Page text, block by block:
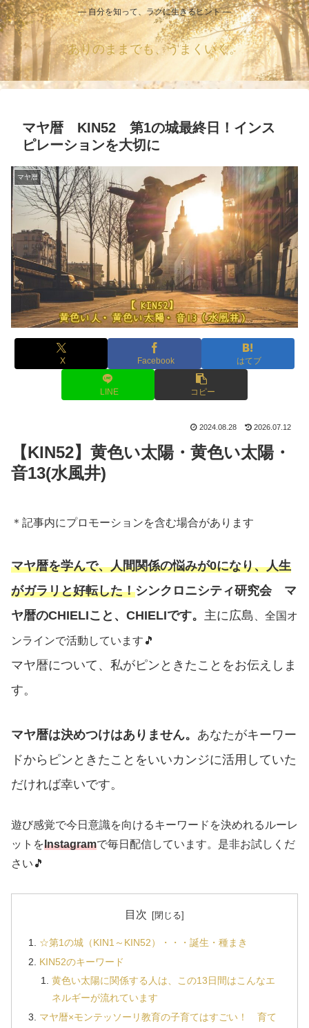
― 自分を知って、ラクに生きるヒント ―
ありのままでも、うまくいく。
マヤ暦 KIN52 第1の城最終日！インス
ピレーションを大切に
マヤ暦
X Facebook はてブ
LINE コピー
2024.08.28 2026.07.12
【KIN52】黄色い太陽・黄色い太陽・
音13(水風井)
＊記事内にプロモーションを含む場合があります
マヤ暦を学んで、人間関係の悩みが0になり、人生
がガラリと好転した！シンクロニシティ研究会 マ
ヤ暦のCHIELIこと、CHIELIです。 主に広島 、全国オ
ンラインで活動しています🎵
マヤ暦について、私がピンときたことをお伝えしま
す。
マヤ暦は決めつけはありません。 あなたがキーワー
ドからピンときたことをいいカンジに活用していた
だければ幸いです。
遊び感覚で今日意識を向けるキーワードを決めれるルーレ
ットをInstagramで毎日配信しています。是非お試しくだ
さい🎵
目次
☆第1の城（KIN1～KIN52）・・・誕生・種まき
KIN52のキーワード
黄色い太陽に関係する人は、この13日間はこんなエ
ネルギーが流れています
マヤ暦×モンテッソーリ教育の子育てはすごい！ 育て